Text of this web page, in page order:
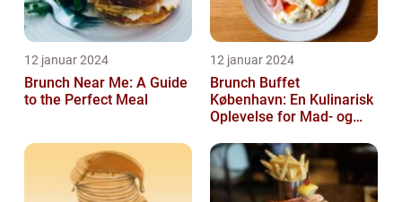
12 januar 2024
Brunch Near Me: A Guide
to the Perfect Meal
12 januar 2024
Brunch Buffet
København: En Kulinarisk
Oplevelse for Mad- og